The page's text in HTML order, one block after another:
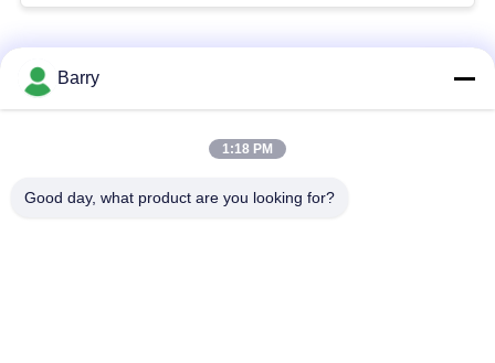
Categorías Populares
Fisher Gas Regulator
Barry
1:18 PM
Good day, what product are you looking for?